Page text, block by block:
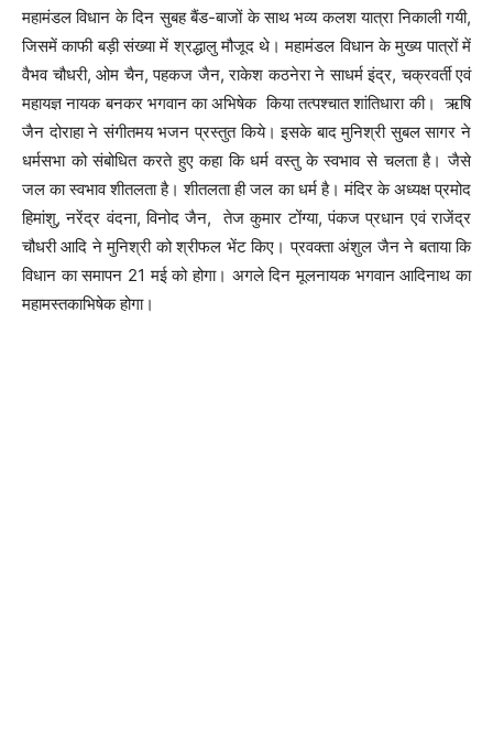
महामंडल विधान के दिन सुबह बैंड-बाजों के साथ भव्य कलश यात्रा निकाली गयी,
जिसमें काफी बड़ी संख्या में श्रद्धालु मौजूद थे। महामंडल विधान के मुख्य पात्रों में
वैभव चौधरी, ओम चैन, पहकज जैन, राकेश कठनेरा ने साधर्म इंद्र, चक्रवर्ती एवं
महायज्ञ नायक बनकर भगवान का अभिषेक किया तत्पश्चात शांतिधारा की। ऋषि
जैन दोराहा ने संगीतमय भजन प्रस्तुत किये। इसके बाद मुनिश्री सुबल सागर ने
धर्मसभा को संबोधित करते हुए कहा कि धर्म वस्तु के स्वभाव से चलता है। जैसे
जल का स्वभाव शीतलता है। शीतलता ही जल का धर्म है। मंदिर के अध्यक्ष प्रमोद
हिमांशु, नरेंद्र वंदना, विनोद जैन, तेज कुमार टोंग्या, पंकज प्रधान एवं राजेंद्र
चौधरी आदि ने मुनिश्री को श्रीफल भेंट किए। प्रवक्ता अंशुल जैन ने बताया कि
विधान का समापन 21 मई को होगा। अगले दिन मूलनायक भगवान आदिनाथ का
महामस्तकाभिषेक होगा।